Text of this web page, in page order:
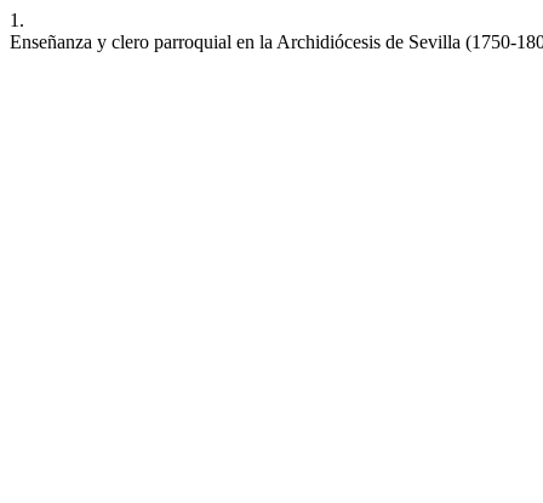
1.
Enseñanza y clero parroquial en la Archidiócesis de Sevilla (1750-